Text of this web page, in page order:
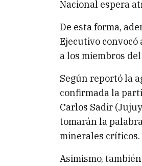
Nacional espera
De esta forma,
Ejecutivo
a los miembros
Según reportó la
confirmada la
Carlos Sadir
tomarán la
minerales críticos.
Asimismo,